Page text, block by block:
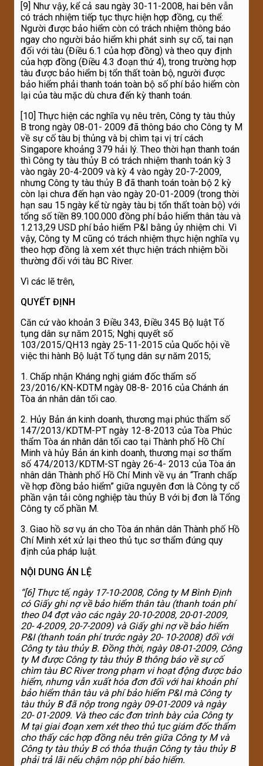
[9] Như vậy, kể cả sau ngày 30-11-2008, hai bên vẫn
có trách nhiệm tiếp tục thực hiện hợp đồng, cụ thể:
Người được bảo hiểm còn có trách nhiệm thông báo
ngay cho người bảo hiểm khi phát sinh sự cố, tai nạn
đối với tàu (Điều 6.1 của hợp đồng) và theo quy định
của hợp đồng (Điều 4.3 đoạn thứ 4), trong trường hợp
tàu được bảo hiểm bị tổn thất toàn bộ, người được
bảo hiểm phải thanh toán toàn bộ số phí bảo hiểm còn
lại của tàu mặc dù chưa đến kỳ thanh toán.
[10] Thực hiện các nghĩa vụ nêu trên, Công ty tàu thủy
B trong ngày 08-01- 2009 đã thông báo cho Công ty M
về sự cố tàu bị thủng và bị chìm tại vị trí cách
Singapore khoảng 379 hải lý. Theo thời hạn thanh toán
thì Công ty tàu thủy B có trách nhiệm thanh toán kỳ 3
vào ngày 20-4-2009 và kỳ 4 vào ngày 20-7-2009,
nhưng Công ty tàu thủy B đã thanh toán toàn bộ 2 kỳ
còn lại chưa đến hạn vào ngày 20-01-2009 (trong thời
hạn sau 15 ngày kể từ ngày tàu bị tổn thất toàn bộ) với
tổng số tiền 89.100.000 đồng phí bảo hiểm thân tàu và
1.213,29 USD phí bảo hiểm P&I bằng ủy nhiệm chi. Vì
vậy, Công ty M cũng có trách nhiệm thực hiện nghĩa vụ
theo hợp đồng là xem xét thực hiện trách nhiệm bồi
thường đối với tàu BC River.
Vì các lẽ trên,
QUYẾT ĐỊNH
Căn cứ vào khoản 3 Điều 343, Điều 345 Bộ luật Tố
tụng dân sự năm 2015; Nghị quyết số
103/2015/QH13 ngày 25-11-2015 của Quốc hội về
việc thi hành Bộ luật Tố tụng dân sự năm 2015;
1. Chấp nhận Kháng nghị giám đốc thẩm số
23/2016/KN-KDTM ngày 08-8- 2016 của Chánh án
Tòa án nhân dân tối cao.
2. Hủy Bản án kinh doanh, thương mại phúc thẩm số
147/2013/KDTM-PT ngày 12-8-2013 của Tòa Phúc
thẩm Tòa án nhân dân tối cao tại Thành phố Hồ Chí
Minh và hủy Bản án kinh doanh, thương mại sơ thẩm
số 474/2013/KDTM-ST ngày 26-4- 2013 của Tòa án
nhân dân Thành phố Hồ Chí Minh về vụ án “Tranh chấp
về hợp đồng bảo hiểm” giữa nguyên đơn là Công ty cổ
phần vận tải công nghiệp tàu thủy B với bị đơn là Tổng
Công ty cổ phần M.
3. Giao hồ sơ vụ án cho Tòa án nhân dân Thành phố Hồ
Chí Minh xét xử lại theo thủ tục sơ thẩm đúng quy
định của pháp luật.
NỘI DUNG ÁN LỆ
“[6] Thực tế, ngày 17-10-2008, Công ty M Bình Định
có Giấy ghi nợ về bảo hiểm thân tàu (thanh toán phí
theo 04 đợt vào các ngày 20-10-2008, 20-01-2009,
20- 4-2009, 20-7-2009) và Giấy ghi nợ về bảo hiểm
P&I (thanh toán phí trước ngày 20- 10-2008) đối với
Công ty tàu thủy B. Đồng thời, ngày 08-01-2009, Công
ty M được Công ty tàu thủy B thông báo về sự cố
chìm tàu BC River trong phạm vi hoạt động được bảo
hiểm, nhưng vẫn xuất hóa đơn đối với hai khoản phí
bảo hiểm thân tàu và phí bảo hiểm P&I mà Công ty
tàu thủy B đã nộp trong ngày 09-01-2009 và ngày
20- 01-2009. Và theo các đơn trình bày của Công ty
M tại giai đoạn xem xét theo thủ tục giám đốc thẩm
cho thấy các hợp đồng nêu trên giữa Công ty M và
Công ty tàu thủy B có thỏa thuận Công ty tàu thủy B
phải trả lãi nếu chậm nộp phí bảo hiểm.